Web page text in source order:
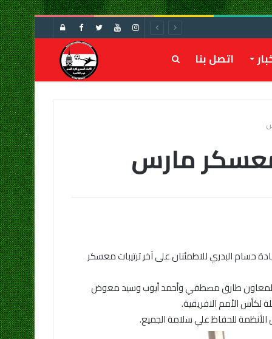
تسجيل
اتصل بنا بحث
عن
معسكر مارس
حسام البدري للاطمئنان على آخر ترتيبات معسكر
المعاون طارق مصطفي وأحمد أيوب وسيد معوض
لكأس الأمم الافريقية.
الأنظمة للحفاظ علي سلامة الجميع.